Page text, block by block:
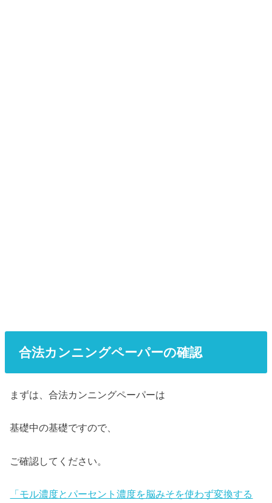
合法カンニングペーパーの確認
まずは、合法カンニングペーパーは
基礎中の基礎ですので、
ご確認してください。
「モル濃度とパーセント濃度を脳みそを使わず変換する